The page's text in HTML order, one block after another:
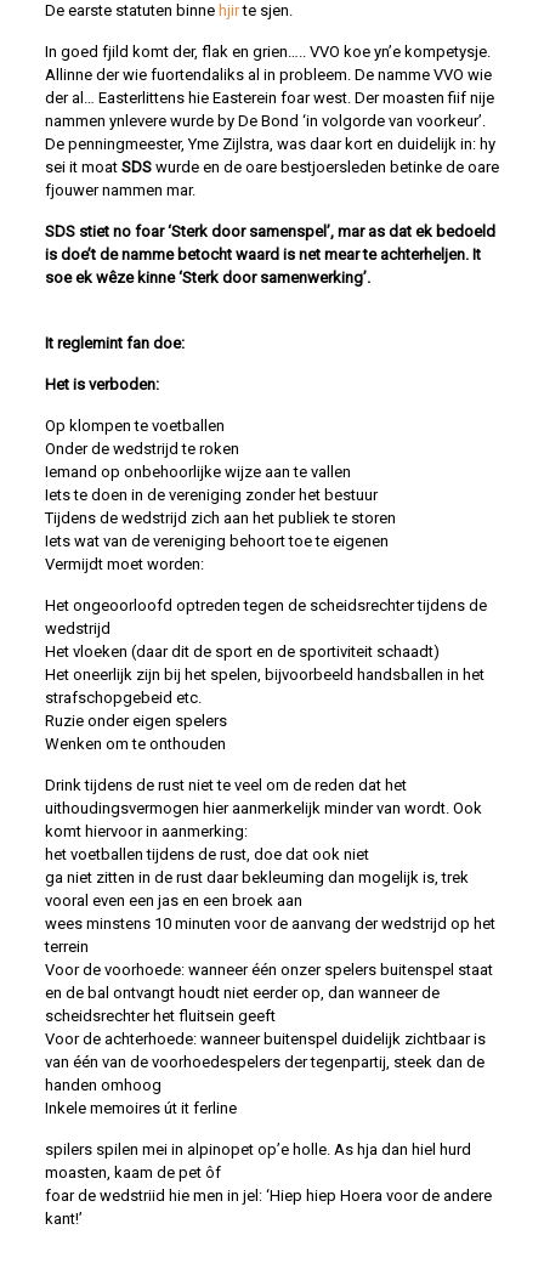
De earste statuten binne hjirte sjen.
In goed fjild komt der, flak en grien….. VVO koe yn’e kompetysje.
Allinne der wie fuortendaliks al in probleem. De namme VVO wie
der al… Easterlittens hie Easterein foar west. Der moasten fiif nije
nammen ynlevere wurde by De Bond ‘in volgorde van voorkeur’.
De penningmeester, Yme Zijlstra, was daar kort en duidelijk in: hy
sei it moat SDSwurde en de oare bestjoersleden betinke de oare
fjouwer nammen mar.
SDS stiet no foar ‘Sterk door samenspel’, mar as dat ek bedoeld
is doe’t de namme betocht waard is net mear te achterheljen. It
soe ek wêze kinne ‘Sterk door samenwerking’.
It reglemint fan doe:
Het is verboden:
Op klompen te voetballen
Onder de wedstrijd te roken
Iemand op onbehoorlijke wijze aan te vallen
Iets te doen in de vereniging zonder het bestuur
Tijdens de wedstrijd zich aan het publiek te storen
Iets wat van de vereniging behoort toe te eigenen
Vermijdt moet worden:
Het ongeoorloofd optreden tegen de scheidsrechter tijdens de
wedstrijd
Het vloeken (daar dit de sport en de sportiviteit schaadt)
Het oneerlijk zijn bij het spelen, bijvoorbeeld handsballen in het
strafschopgebeid etc.
Ruzie onder eigen spelers
Wenken om te onthouden
Drink tijdens de rust niet te veel om de reden dat het
uithoudingsvermogen hier aanmerkelijk minder van wordt. Ook
komt hiervoor in aanmerking:
het voetballen tijdens de rust, doe dat ook niet
ga niet zitten in de rust daar bekleuming dan mogelijk is, trek
vooral even een jas en een broek aan
wees minstens 10 minuten voor de aanvang der wedstrijd op het
terrein
Voor de voorhoede: wanneer één onzer spelers buitenspel staat
en de bal ontvangt houdt niet eerder op, dan wanneer de
scheidsrechter het fluitsein geeft
Voor de achterhoede: wanneer buitenspel duidelijk zichtbaar is
van één van de voorhoedespelers der tegenpartij, steek dan de
handen omhoog
Inkele memoires út it ferline
spilers spilen mei in alpinopet op’e holle. As hja dan hiel hurd
moasten, kaam de pet ôf
foar de wedstriid hie men in jel: ‘Hiep hiep Hoera voor de andere
kant!’